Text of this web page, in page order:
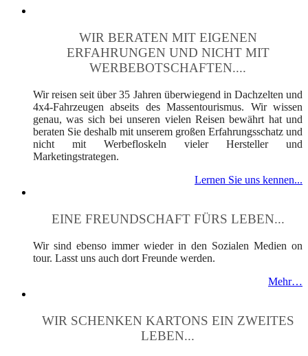
WIR BERATEN MIT EIGENEN
ERFAHRUNGEN UND NICHT MIT
WERBEBOTSCHAFTEN....
Wir reisen seit über 35 Jahren überwiegend in Dachzelten und
4x4-Fahrzeugen abseits des Massentourismus. Wir wissen
genau, was sich bei unseren vielen Reisen bewährt hat und
beraten Sie deshalb mit unserem großen Erfahrungsschatz und
nicht mit Werbefloskeln vieler Hersteller und
Marketingstrategen.
Lernen Sie uns kennen...
EINE FREUNDSCHAFT FÜRS LEBEN...
Wir sind ebenso immer wieder in den Sozialen Medien on
tour. Lasst uns auch dort Freunde werden.
Mehr…
WIR SCHENKEN KARTONS EIN ZWEITES
LEBEN...